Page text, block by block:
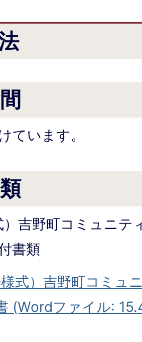
ています。
）吉野町コミュニ
書類
様式）吉野町コミュ
(Wordファイル: